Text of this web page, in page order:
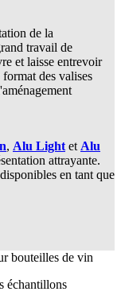
de la
travail de
et laisse entrevoir
des valises
, Alu Light et Alu
attrayante.
en tant que
échantillons